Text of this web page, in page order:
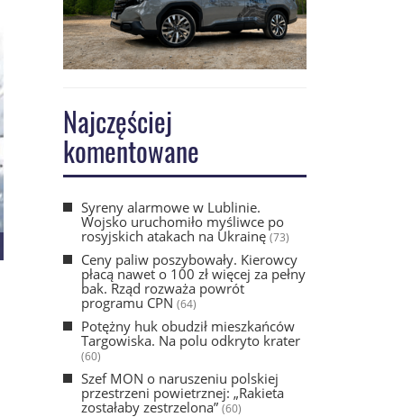
Najczęściej
komentowane
Syreny alarmowe w Lublinie.
Wojsko uruchomiło myśliwce po
rosyjskich atakach na Ukrainę(73)
Ceny paliw poszybowały. Kierowcy
płacą nawet o 100 zł więcej za pełny
bak. Rząd rozważa powrót
programu CPN (64)
Potężny huk obudził mieszkańców
Targowiska. Na polu odkryto krater
(60)
Szef MON o naruszeniu polskiej
przestrzeni powietrznej: „Rakieta
zostałaby zestrzelona” (60)